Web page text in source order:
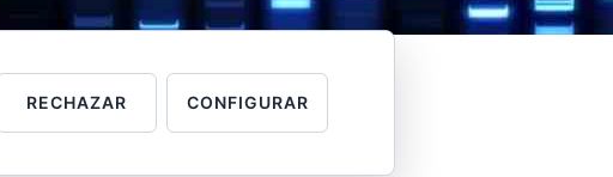
Acceder
RECHAZAR CONFIGURAR